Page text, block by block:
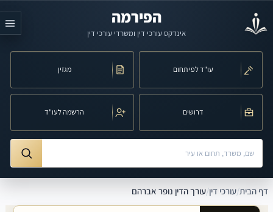
הפירמה
אינדקס עורכי דין ומשרדי עורכי דין
עו"ד לפי תחום מגזין
דרושים הרשמה לעו"ד
חיפוש לפי שם, משרד, תחום משפט או עיר
דף הבית/עורכי דין/עורך הדין נופר אברהם